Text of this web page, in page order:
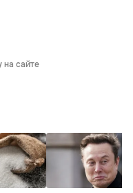
на сайте